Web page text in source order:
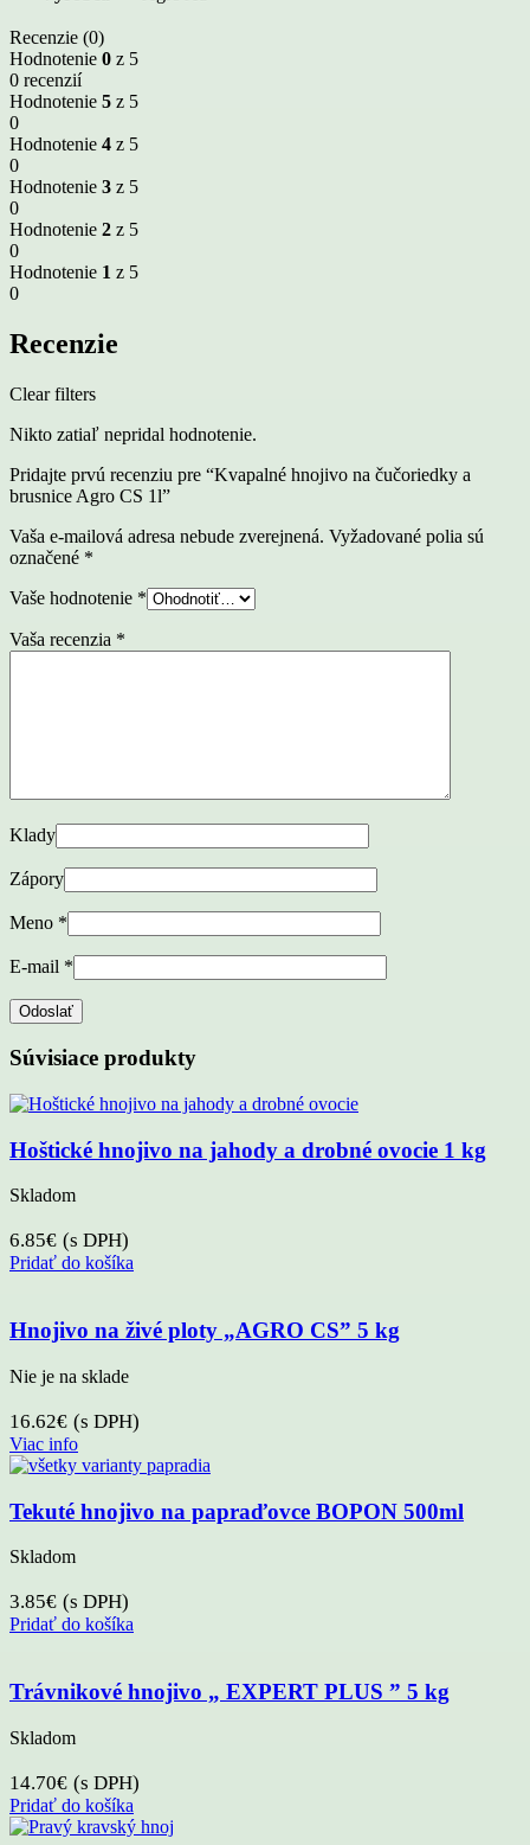
Recenzie (0)
Hodnotenie 0 z 5
0 recenzií
Hodnotenie 5 z 5
0
Hodnotenie 4 z 5
0
Hodnotenie 3 z 5
0
Hodnotenie 2 z 5
0
Hodnotenie 1 z 5
0
Recenzie
Clear filters
Nikto zatiaľ nepridal hodnotenie.
Pridajte prvú recenziu pre “Kvapalné hnojivo na čučoriedky a
brusnice Agro CS 1l”
Vaša e-mailová adresa nebude zverejnená. Vyžadované polia sú
označené *
Vaše hodnotenie *
Vaša recenzia *
Klady
Zápory
Meno *
E-mail *
Súvisiace produkty
Hoštické hnojivo na jahody a drobné ovocie 1 kg
Skladom
6.85€ (s DPH)
Pridať do košíka
Hnojivo na živé ploty „AGRO CS” 5 kg
Nie je na sklade
16.62€ (s DPH)
Viac info
Tekuté hnojivo na papraďovce BOPON 500ml
Skladom
3.85€ (s DPH)
Pridať do košíka
Trávnikové hnojivo „ EXPERT PLUS ” 5 kg
Skladom
14.70€ (s DPH)
Pridať do košíka